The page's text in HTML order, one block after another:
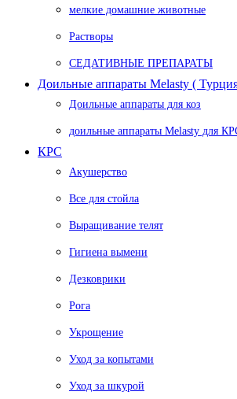
мелкие домашние животные
Растворы
СЕДАТИВНЫЕ ПРЕПАРАТЫ
Доильные аппараты Melasty (
Доильные аппараты для коз
доильные аппараты Melasty для
КРС
Акушерство
Все для стойла
Выращивание телят
Гигиена вымени
Дезковрики
Рога
Укрощение
Уход за копытами
Уход за шкурой